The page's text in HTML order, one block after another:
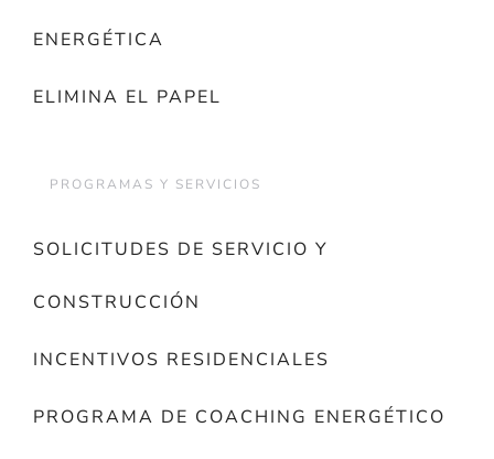
ENERGÉTICA
ELIMINA EL PAPEL
PROGRAMAS Y SERVICIOS
SOLICITUDES DE SERVICIO Y
CONSTRUCCIÓN
INCENTIVOS RESIDENCIALES
PROGRAMA DE COACHING ENERGÉTICO